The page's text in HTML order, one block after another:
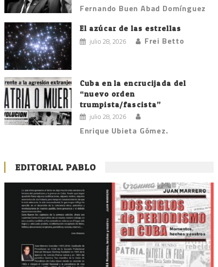
Fernando Buen Abad Domínguez
El azúcar de las estrellas
julio 28, 2026 Frei Betto
Cuba en la encrucijada del
“nuevo orden
trumpista/fascista”
julio 28, 2026
Enrique Ubieta Gómez.
EDITORIAL PABLO